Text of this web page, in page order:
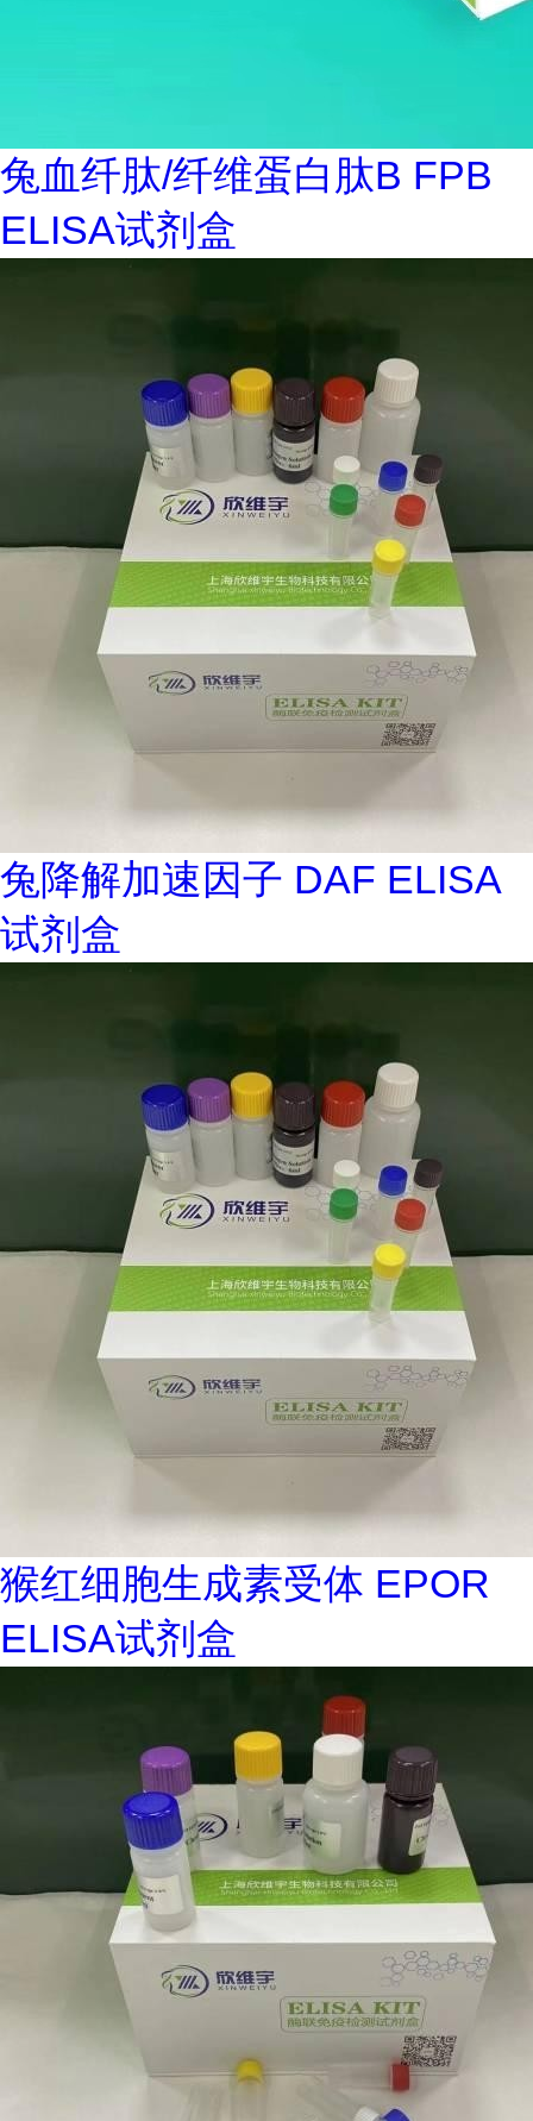
兔血纤肽/纤维蛋白肽B FPB
ELISA试剂盒
兔降解加速因子 DAF ELISA
试剂盒
猴红细胞生成素受体 EPOR
ELISA试剂盒